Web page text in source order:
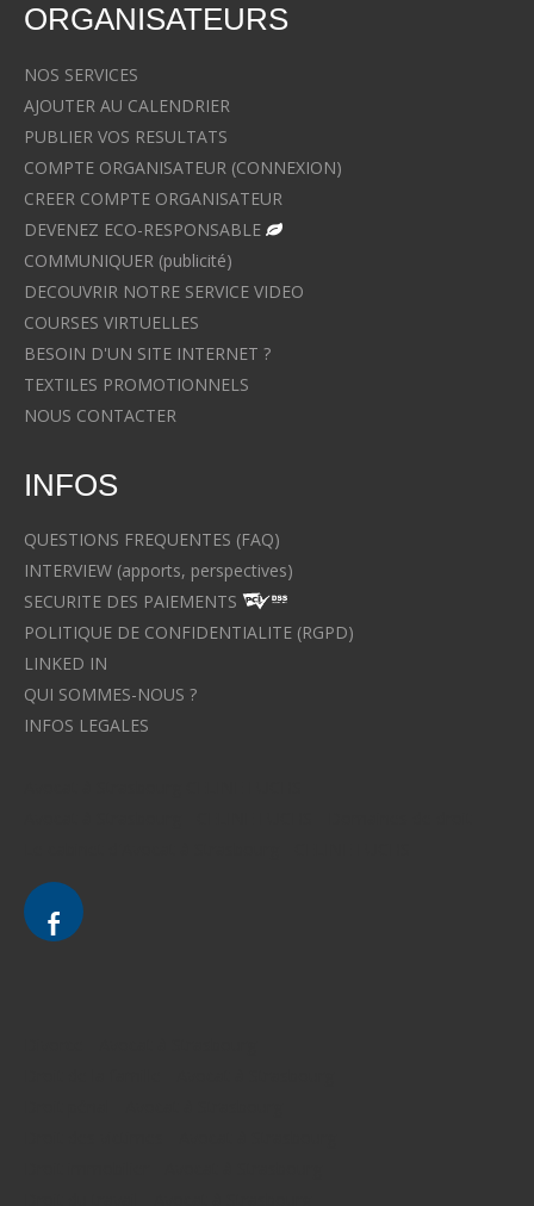
ORGANISATEURS
NOS SERVICES
AJOUTER AU CALENDRIER
PUBLIER VOS RESULTATS
COMPTE ORGANISATEUR (CONNEXION)
CREER COMPTE ORGANISATEUR
DEVENEZ ECO-RESPONSABLE
COMMUNIQUER (publicité)
DECOUVRIR NOTRE SERVICE VIDEO
COURSES VIRTUELLES
BESOIN D'UN SITE INTERNET ?
TEXTILES PROMOTIONNELS
NOUS CONTACTER
INFOS
QUESTIONS FREQUENTES (FAQ)
INTERVIEW (apports, perspectives)
SECURITE DES PAIEMENTS
POLITIQUE DE CONFIDENTIALITE (RGPD)
LINKED IN
QUI SOMMES-NOUS ?
INFOS LEGALES